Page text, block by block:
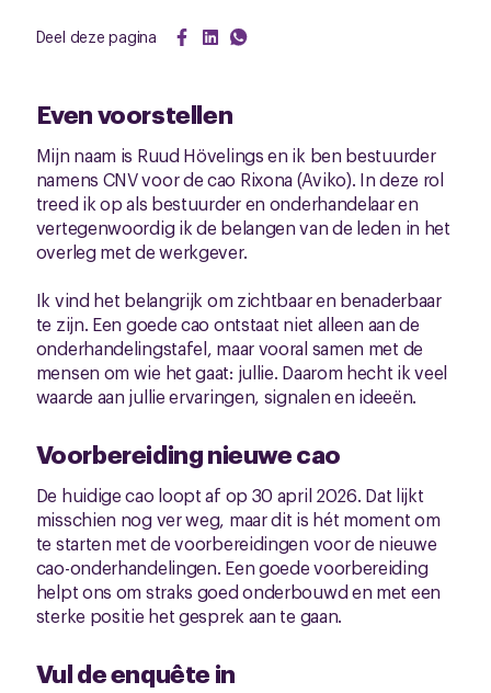
Deel deze pagina
Even voorstellen
Mijn naam is Ruud Hövelings en ik ben bestuurder
namens CNV voor de cao Rixona (Aviko). In deze rol
treed ik op als bestuurder en onderhandelaar en
vertegenwoordig ik de belangen van de leden in het
overleg met de werkgever.
Ik vind het belangrijk om zichtbaar en benaderbaar
te zijn. Een goede cao ontstaat niet alleen aan de
onderhandelingstafel, maar vooral samen met de
mensen om wie het gaat: jullie. Daarom hecht ik veel
waarde aan jullie ervaringen, signalen en ideeën.
Voorbereiding nieuwe cao
De huidige cao loopt af op 30 april 2026. Dat lijkt
misschien nog ver weg, maar dit is hét moment om
te starten met de voorbereidingen voor de nieuwe
cao-onderhandelingen. Een goede voorbereiding
helpt ons om straks goed onderbouwd en met een
sterke positie het gesprek aan te gaan.
Vul de enquête in